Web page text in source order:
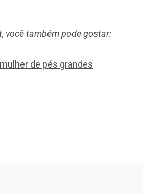
você também pode gostar:
de pés grandes